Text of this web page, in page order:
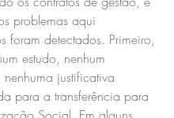
problemas aqui
foram detectados. Primeiro,
estudo, nenhum
justificativa
para a transferência para
Social. Em alguns